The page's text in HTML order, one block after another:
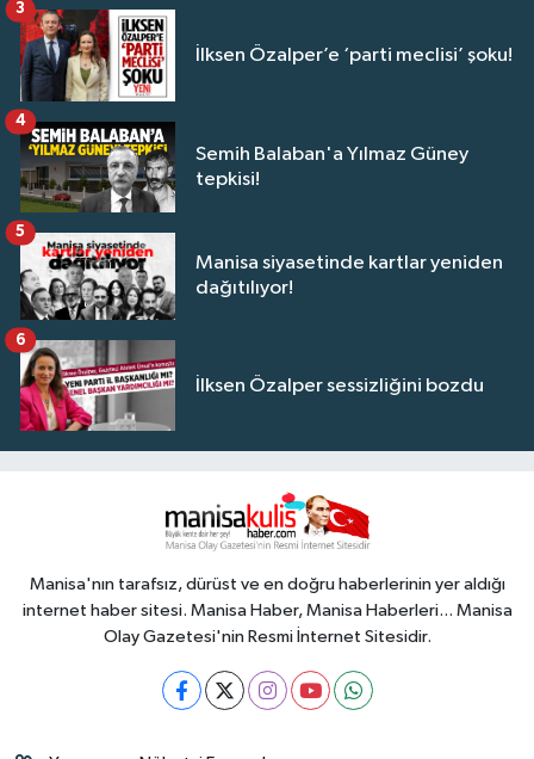
İlksen Özalper’e ‘parti meclisi’ şoku!
3
Semih Balaban'a Yılmaz Güney
tepkisi!
4
Manisa siyasetinde kartlar yeniden
dağıtılıyor!
5
İlksen Özalper sessizliğini bozdu
6
Manisa'nın tarafsız, dürüst ve en doğru haberlerinin yer aldığı
internet haber sitesi. Manisa Haber, Manisa Haberleri... Manisa
Olay Gazetesi'nin Resmi İnternet Sitesidir.